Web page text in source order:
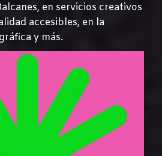
en servicios creativos
accesibles, en la
y más.